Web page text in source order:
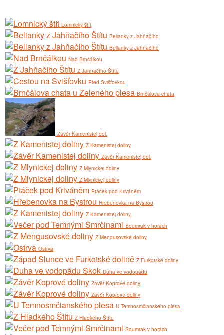
Lomnický štít
Belianky z Jahňačího
Belianky z Jahňačího
Nad Brnčálkou
Z Jahňačího Štítu
Před Svišťovkou
Brnčálova chata
Závěr Kamenistej dol.
Z Kamenistej doliny
Závěr Kamenistej dol.
Z Mlynickej doliny
Z Mlynickej doliny
Ptáček pod Kriváněm
Hřebenovka na Bystrou
Z Kamenistej doliny
Soumrak v horách
Z Mengusovské doliny
Ostrva
Z Furkotské doliny
Duha ve vodopádu
Závěr Koprové doliny
Závěr Koprové doliny
U Temnosmčianského plesa
Z Hladkého Štítu
Soumrak v horách